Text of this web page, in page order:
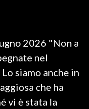
2026 "Non a
nel
siamo anche in
che ha
vi è stata la